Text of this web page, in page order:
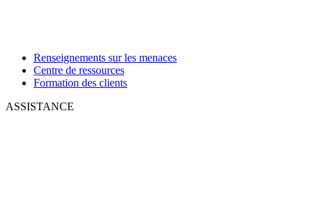
Renseignements sur les menaces
Centre de ressources
Formation des clients
ASSISTANCE